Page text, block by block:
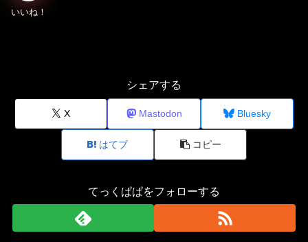
シェアする
X Mastodon Bluesky
はてブ コピー
てっくぱぱをフォローする